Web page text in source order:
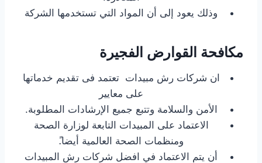
وذلك يعود إلى أن المواد التي تستخدمها الشركة
مكافحة القوارض الفجيرة
ان شركات رش مبيدات تعتمد فى تقديم خدماتها
على معايير
الأمن والسلامة وتتبع جميع الإرشادات المطلوبة.
الاعتماد على المبيدات التابعة لوزارة الصحة
ومنظمات الصحة العالمية أيضا.ً
أن يتم الاعتماد في افضل شركات رش المبيدات